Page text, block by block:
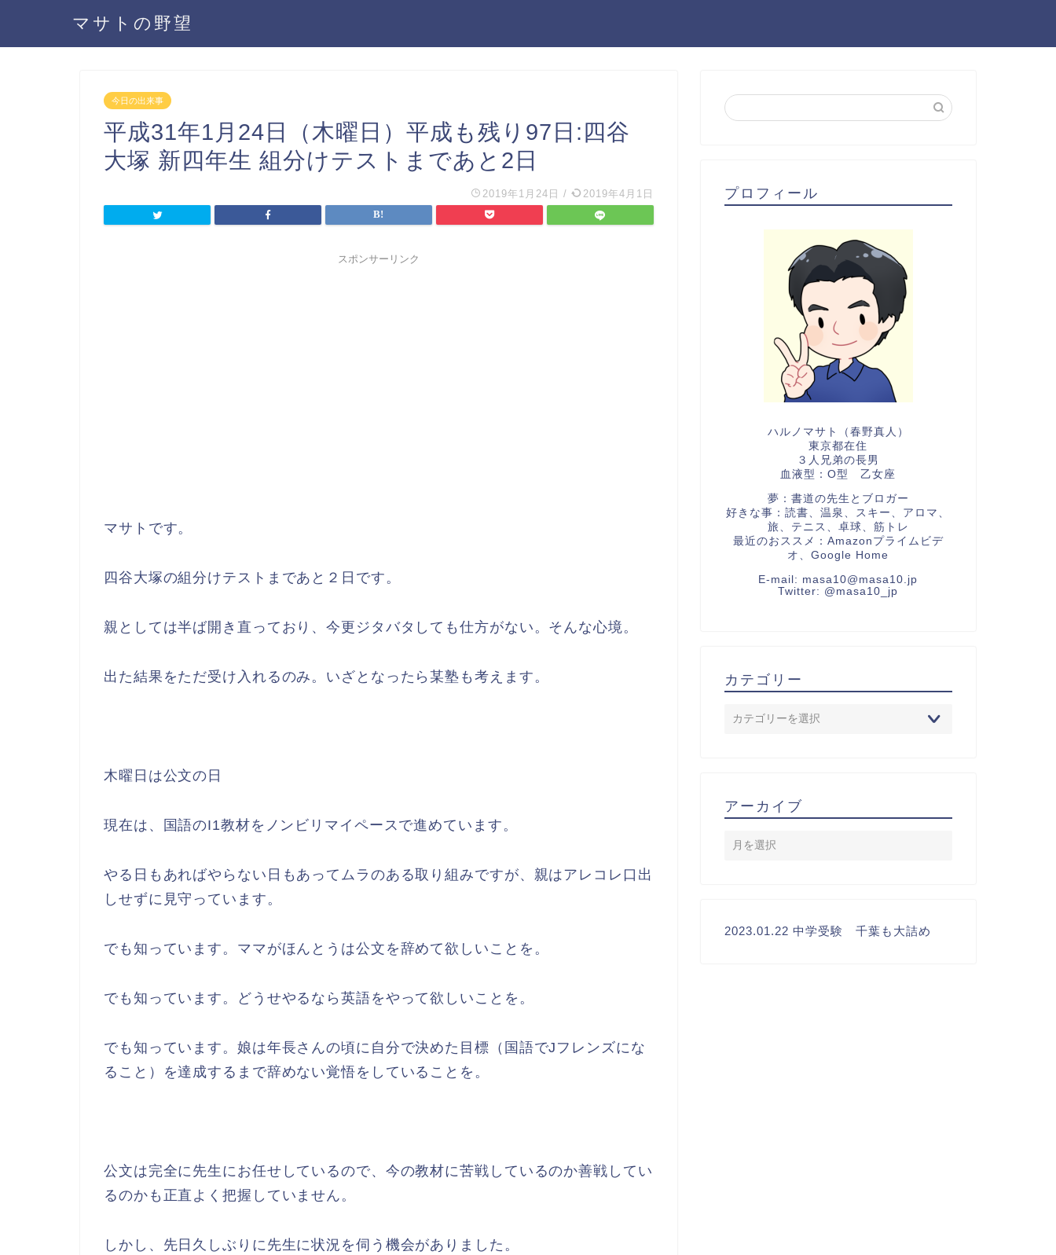
マサトの野望
今日の出来事
平成31年1月24日（木曜日）平成も残り97日:四谷
大塚 新四年生 組分けテストまであと2日
2019年1月24日 / 2019年4月1日
スポンサーリンク
マサトです。
四谷大塚の組分けテストまであと２日です。
親としては半ば開き直っており、今更ジタバタしても仕方がない。そんな心境。
出た結果をただ受け入れるのみ。いざとなったら某塾も考えます。
木曜日は公文の日
現在は、国語のI1教材をノンビリマイペースで進めています。
やる日もあればやらない日もあってムラのある取り組みですが、親はアレコレ口出
しせずに見守っています。
でも知っています。ママがほんとうは公文を辞めて欲しいことを。
でも知っています。どうせやるなら英語をやって欲しいことを。
でも知っています。娘は年長さんの頃に自分で決めた目標（国語でJフレンズにな
ること）を達成するまで辞めない覚悟をしていることを。
公文は完全に先生にお任せしているので、今の教材に苦戦しているのか善戦してい
るのかも正直よく把握していません。
しかし、先日久しぶりに先生に状況を伺う機会がありました。
プロフィール
ハルノマサト（春野真人）
東京都在住
３人兄弟の長男
血液型：O型 乙女座
夢：書道の先生とブロガー
好きな事：読書、温泉、スキー、アロマ、
旅、テニス、卓球、筋トレ
最近のおススメ：Amazonプライムビデ
オ、Google Home
E-mail: masa10@masa10.jp
Twitter: @masa10_jp
カテゴリー
アーカイブ
2023.01.22 中学受験 千葉も大詰め